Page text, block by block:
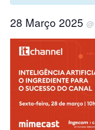
28 Março 2025 @